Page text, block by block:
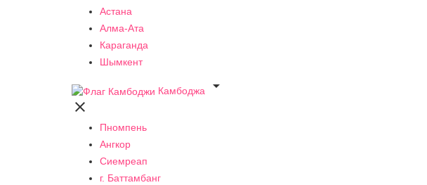
Астана
Алма-Ата
Караганда
Шымкент
Камбоджа


Пномпень
Ангкор
Сиемреап
г. Баттамбанг